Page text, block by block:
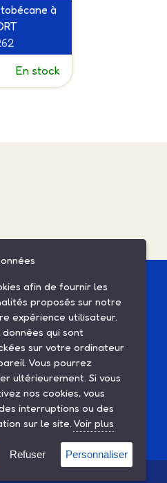
à
En stock
CLIENT
commandes
informations
d'achats
générales de
nous
- Groupe Easybike
afin de fournir les
proposés sur notre
expérience utilisateur.
qui sont
sur votre ordinateur
Vous pourrez
ultérieurement. Si vous
nos cookies, vous
interruptions ou des
sur le site. Voir plus
Refuser Personnaliser